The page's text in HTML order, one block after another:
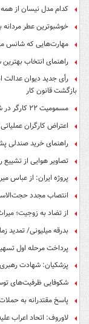
کدام مدل نیسان از
خوشبوترین عطر مردانه
مهارت‌هایی که شانس
راهنمای انتخاب بهترین
رأی جدید دیوان عدالت
بازگشت قانون کار
مسمومیت ۲۲ کارگر در شهرک صنعتی سعیدآباد گلپایگان بر اثر نشت گاز کلر
اعتراض کارگران
راهنمای خرید صندلی
تصاویر هوایی از
پروژه ایران: از عباس
انتصاب مجدد
از تضاد به زوجیت؛
بدرقه میلیونی/ تمدید
پرداخت مرحله اول تسهیلات ۶۰ میلیون تومانی بازنشستگان
پزشکیان: شهادت
شکوفایی ظرفیت‌های
پاسخ مقتدرانه به
لاوروف: اتحاد اعراب